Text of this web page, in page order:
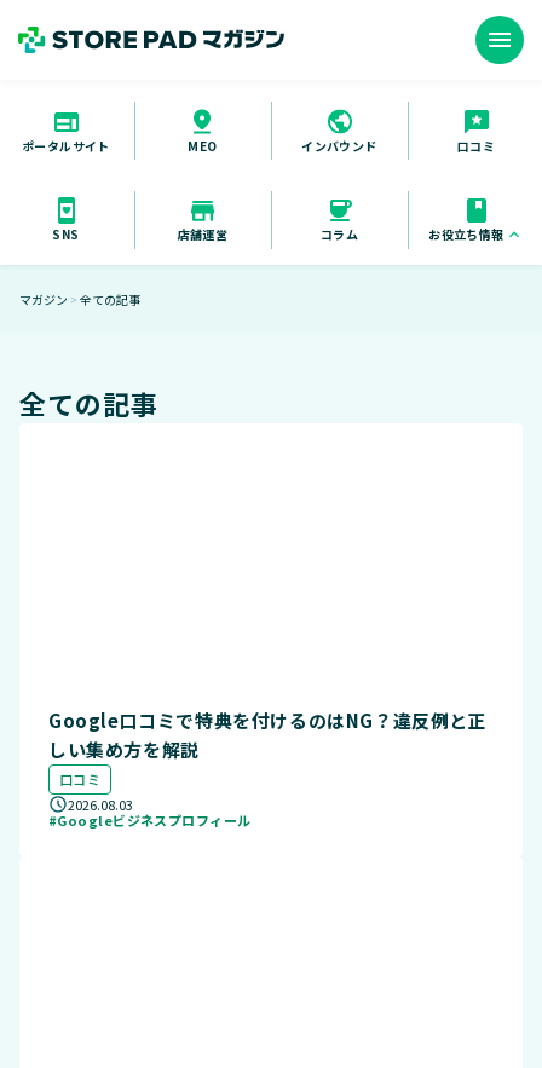
ポータルサイト MEO インバウンド 口コミ
SNS 店舗運営 コラム お役立ち情報 keyboard_arrow_up
menu
マガジン ＞ 全ての記事
全ての記事
Google口コミで特典を付けるのはNG？違反例と正
しい集め方を解説
口コミ
2026.08.03
#Googleビジネスプロフィール